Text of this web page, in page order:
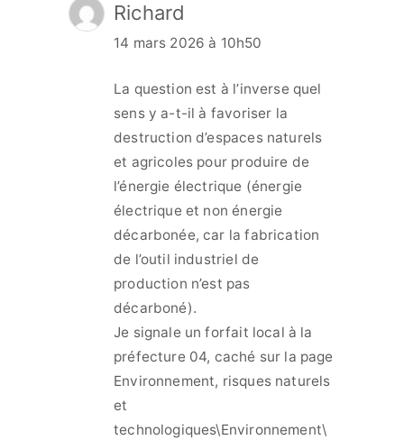
Richard
14 mars 2026 à 10h50
La question est à l’inverse quel
sens y a-t-il à favoriser la
destruction d’espaces naturels
et agricoles pour produire de
l’énergie électrique (énergie
électrique et non énergie
décarbonée, car la fabrication
de l’outil industriel de
production n’est pas
décarboné).
Je signale un forfait local à la
préfecture 04, caché sur la page
Environnement, risques naturels
et
technologiques\Environnement\